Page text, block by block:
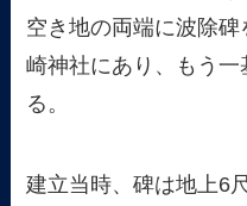
空き地の両端に波除
崎神社にあり、もう
る。
建立当時、碑は地上6